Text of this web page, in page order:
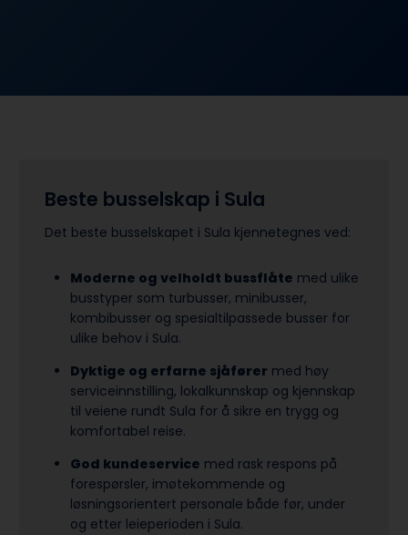
Beste busselskap i Sula
Det beste busselskapet i Sula kjennetegnes ved:
Moderne og velholdt bussflåte med ulike
busstyper som turbusser, minibusser,
kombibusser og spesialtilpassede busser for
ulike behov i Sula.
Dyktige og erfarne sjåfører med høy
serviceinnstilling, lokalkunnskap og kjennskap
til veiene rundt Sula for å sikre en trygg og
komfortabel reise.
God kundeservice med rask respons på
forespørsler, imøtekommende og
løsningsorientert personale både før, under
og etter leieperioden i Sula.